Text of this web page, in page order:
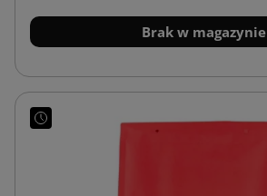
Brak w magazynie